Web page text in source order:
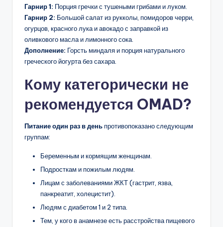
Гарнир 1: Порция гречки с тушеными грибами и луком.
Гарнир 2: Большой салат из рукколы, помидоров черри,
огурцов, красного лука и авокадо с заправкой из
оливкового масла и лимонного сока.
Дополнение: Горсть миндаля и порция натурального
греческого йогурта без сахара.
Кому категорически не
рекомендуется OMAD?
Питание один раз в деньпротивопоказано следующим
группам:
Беременным и кормящим женщинам.
Подросткам и пожилым людям.
Лицам с заболеваниями ЖКТ (гастрит, язва,
панкреатит, холецистит).
Людям с диабетом 1 и 2 типа.
Тем, у кого в анамнезе есть расстройства пищевого